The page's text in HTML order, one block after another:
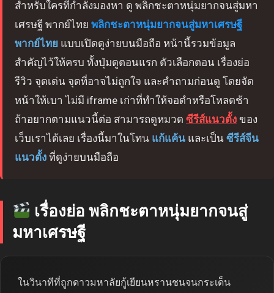
สำหรับใครที่กำลังมองหา ดู พลิกชะตาหนุ่มยากจนสู่มหา
เศรษฐี พากย์ไทย พลิกชะตาหนุ่มยากจนสู่มหาเศรษฐี
พากย์ไทย แบบเปิดดูง่ายบนมือถือ หน้านี้รวมข้อมูล
สำคัญไว้ให้ครบ ทั้งปุ่มดูตอนแรก ตัวเลือกตอน เรื่องย่อ
รีวิว จุดเด่น จุดที่อาจไม่ถูกใจ และคำถามก่อนดู โดยจัด
หน้าให้เบา ไม่มี iframe เก่าที่ทำให้จอดำหรือโหลดช้า
ถ้าอยากตามแนวนี้ต่อ สามารถดูหมวด ซีรีส์แนวตั้ง ของ
เว็บเราได้เลย เรื่องนี้มาในโทน แก้แค้น และเป็น ซีรีส์จีน
แนวตั้ง ที่ดูง่ายบนมือถือ
เรื่องย่อ พลิกชะตาหนุ่มยากจนสู่
มหาเศรษฐี
ในวินาทีที่ถูกดาวมหาลัยกู้เยียนหรานชนจนกระเด็น